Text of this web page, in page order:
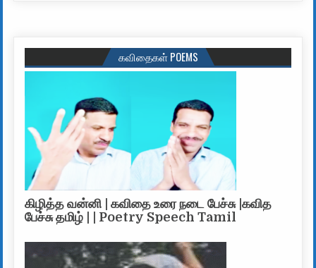
கவிதைகள் POEMS
கிழித்த வன்னி | கவிதை உரை நடை பேச்சு |கவித
பேச்சு தமிழ் | | Poetry Speech Tamil